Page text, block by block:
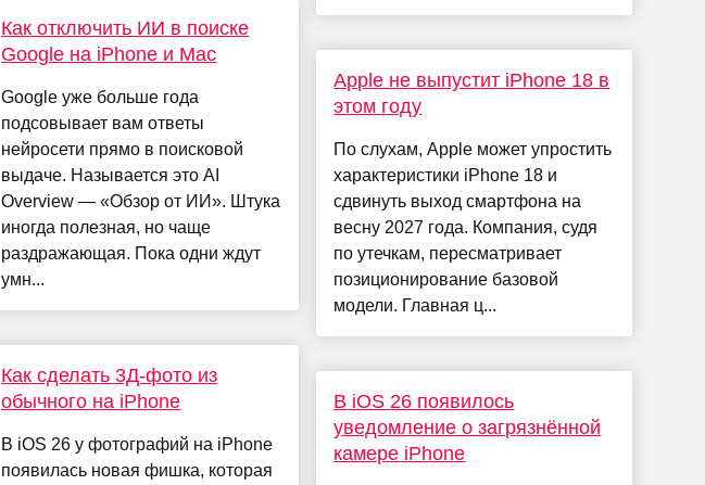
Как отключить ИИ в поиске
Google на iPhone и Mac
Google уже больше года
подсовывает вам ответы
нейросети прямо в поисковой
выдаче. Называется это AI
Overview — «Обзор от ИИ». Штука
иногда полезная, но чаще
раздражающая. Пока одни ждут
умн...
Как сделать 3Д-фото из
обычного на iPhone
В iOS 26 у фотографий на iPhone
появилась новая фишка, которая
Apple не выпустит iPhone 18 в
этом году
По слухам, Apple может упростить
характеристики iPhone 18 и
сдвинуть выход смартфона на
весну 2027 года. Компания, судя
по утечкам, пересматривает
позиционирование базовой
модели. Главная ц...
В iOS 26 появилось
уведомление о загрязнённой
камере iPhone